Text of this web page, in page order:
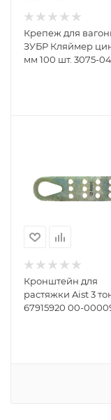
Крепеж для
ЗУБР Кляймер
мм 100 шт. 3075-04
Кронштейн для
растяжки Aist 3
67915920 00-